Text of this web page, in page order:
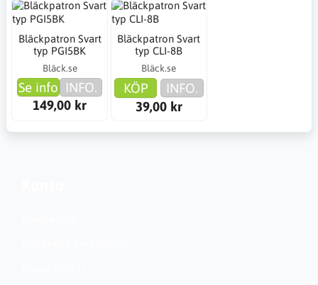
Bläckpatron Svart
typ PGI5BK
Bläck.se
Se info INFO.
149,00 kr
Bläckpatron Svart
typ CLI-8B
Bläck.se
KÖP
INFO.
39,00 kr